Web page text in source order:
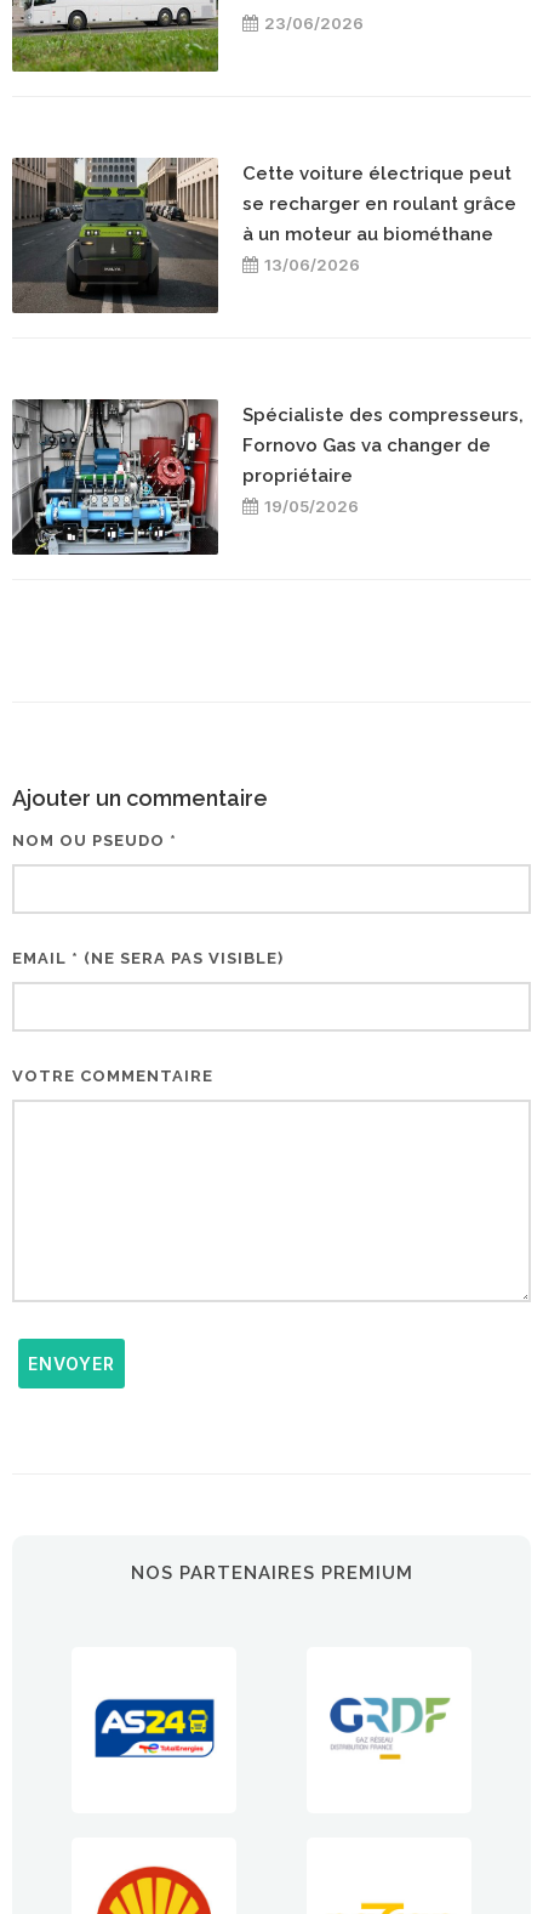
23/06/2026
Cette voiture électrique peut
se recharger en roulant grâce
à un moteur au biométhane
13/06/2026
Spécialiste des compresseurs,
Fornovo Gas va changer de
propriétaire
19/05/2026
Ajouter un commentaire
NOM OU PSEUDO *
EMAIL * (NE SERA PAS VISIBLE)
VOTRE COMMENTAIRE
ENVOYER
NOS PARTENAIRES PREMIUM